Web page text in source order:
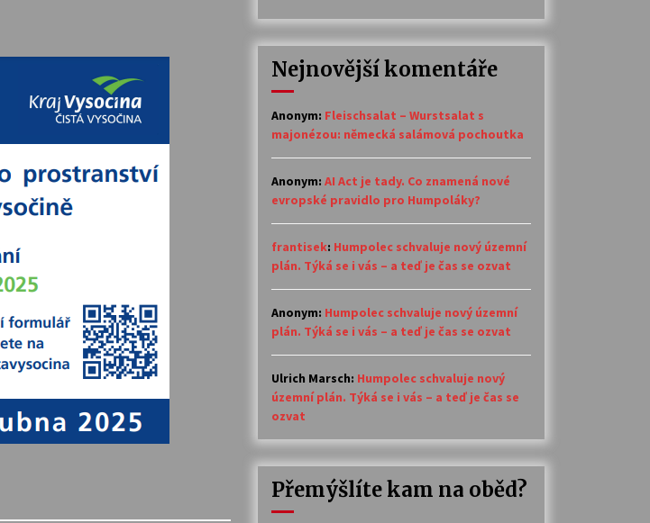
14. 7. 2026
Varhanní recitál Michala Novenka v
Klášteře Želiv
3. 7. 2026
30. 6. 2026
Nejnovější komentáře
Anonym: Fleischsalat – Wurstsalat s
majonézou: německá salámová pochoutka
Anonym: AI Act je tady. Co znamená nové
evropské pravidlo pro Humpoláky?
frantisek: Humpolec schvaluje nový územní
plán. Týká se i vás – a teď je čas se ozvat
Anonym: Humpolec schvaluje nový územní
plán. Týká se i vás – a teď je čas se ozvat
Ulrich Marsch: Humpolec schvaluje nový
územní plán. Týká se i vás – a teď je čas se
ozvat
Přemýšlíte kam na oběd?